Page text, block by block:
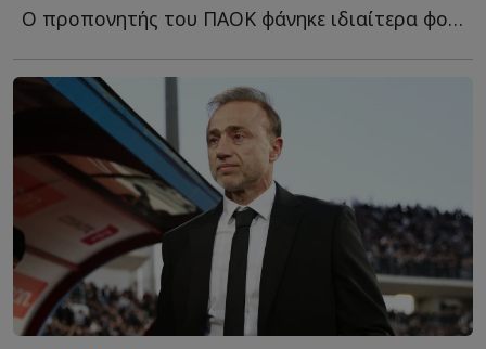
Ο προπονητής του ΠΑΟΚ φάνηκε ιδιαίτερα φορτισμένος μ...